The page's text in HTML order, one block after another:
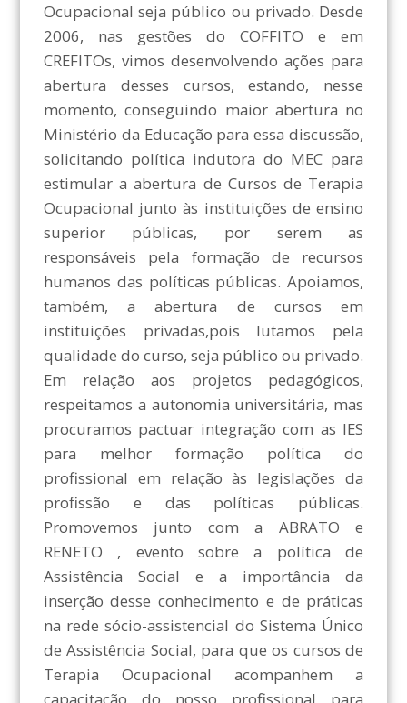
Ocupacional seja público ou privado. Desde
2006, nas gestões do COFFITO e em
CREFITOs, vimos desenvolvendo ações para
abertura desses cursos, estando, nesse
momento, conseguindo maior abertura no
Ministério da Educação para essa discussão,
solicitando política indutora do MEC para
estimular a abertura de Cursos de Terapia
Ocupacional junto às instituições de ensino
superior públicas, por serem as
responsáveis pela formação de recursos
humanos das políticas públicas. Apoiamos,
também, a abertura de cursos em
instituições privadas,pois lutamos pela
qualidade do curso, seja público ou privado.
Em relação aos projetos pedagógicos,
respeitamos a autonomia universitária, mas
procuramos pactuar integração com as IES
para melhor formação política do
profissional em relação às legislações da
profissão e das políticas públicas.
Promovemos junto com a ABRATO e
RENETO , evento sobre a política de
Assistência Social e a importância da
inserção desse conhecimento e de práticas
na rede sócio-assistencial do Sistema Único
de Assistência Social, para que os cursos de
Terapia Ocupacional acompanhem a